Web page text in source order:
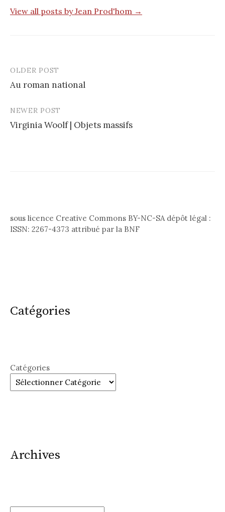
View all posts by Jean Prod'hom →
Post
navigation
OLDER POST
Au roman national
NEWER POST
Virginia Woolf | Objets massifs
sous licence Creative Commons BY-NC-SA dépôt légal :
ISSN: 2267-4373 attribué par la BNF
Catégories
Catégories
Archives